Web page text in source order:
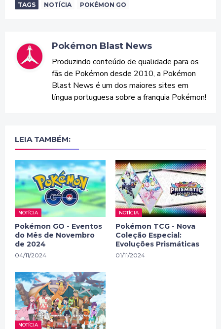
TAGS NOTÍCIA POKÉMON GO
Pokémon Blast News
Produzindo conteúdo de qualidade para os
fãs de Pokémon desde 2010, a Pokémon
Blast News é um dos maiores sites em
língua portuguesa sobre a franquia Pokémon!
LEIA TAMBÉM:
NOTÍCIA
Pokémon GO - Eventos
do Mês de Novembro
de 2024
04/11/2024
NOTÍCIA
Pokémon TCG - Nova
Coleção Especial:
Evoluções Prismáticas
01/11/2024
NOTÍCIA